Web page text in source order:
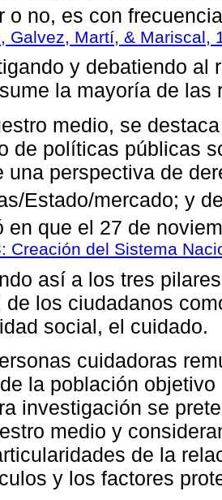
o no, es con
Galvez, Martí, & Mariscal,
y debatiendo al
la mayoría de
medio, se
de políticas públicas
una perspectiva de
Estado/mercado; y
en que el 27 de
Creación del Sistema
así a los tres
de los ciudadanos
social, el cuidado.
cuidadoras
la población
investigación se
medio y
de la
y los factores